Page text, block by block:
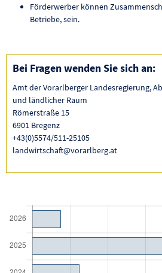
Förderwerber können
Betriebe, sein.
Bei Fragen wenden Sie sich an:
Amt der Vorarlberger Landesregierung,
und ländlicher Raum
Römerstraße 15
6901 Bregenz
+43(0)5574/511-25105
landwirtschaft@vorarlberg.at